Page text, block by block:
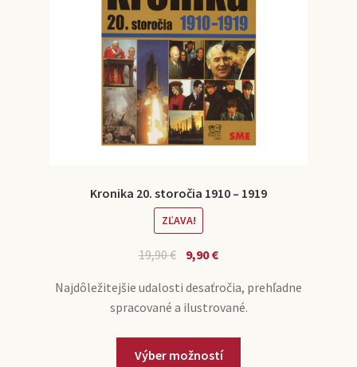
Kronika 20. storočia 1910 – 1919
ZĽAVA!
19,90€ 9,90€
Najdôležitejšie udalosti desaťročia, prehľadne
spracované a ilustrované.
Výber možností